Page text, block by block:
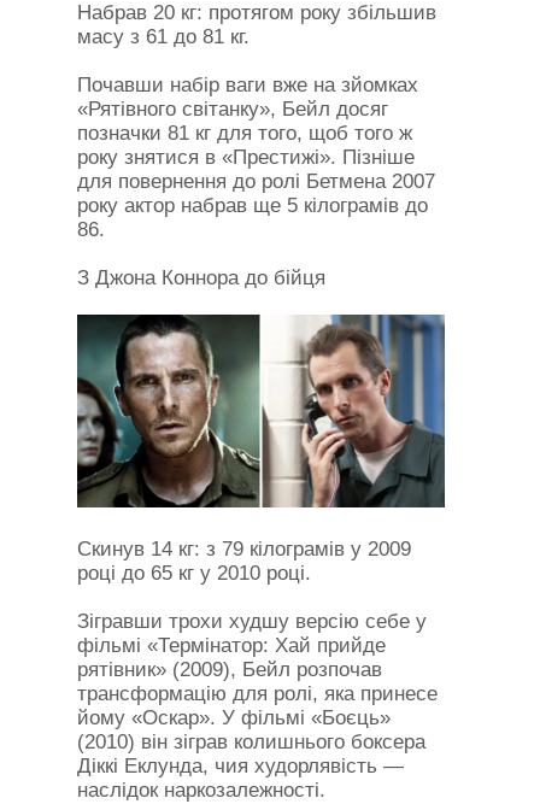
Набрав 20 кг: протягом року збільшив
масу з 61 до 81 кг.
Почавши набір ваги вже на зйомках
«Рятівного світанку», Бейл досяг
позначки 81 кг для того, щоб того ж
року знятися в «Престижі». Пізніше
для повернення до ролі Бетмена 2007
року актор набрав ще 5 кілограмів до
86.
З Джона Коннора до бійця
Скинув 14 кг: з 79 кілограмів у 2009
році до 65 кг у 2010 році.
Зігравши трохи худшу версію себе у
фільмі «Термінатор: Хай прийде
рятівник» (2009), Бейл розпочав
трансформацію для ролі, яка принесе
йому «Оскар». У фільмі «Боєць»
(2010) він зіграв колишнього боксера
Діккі Еклунда, чия худорлявість —
наслідок наркозалежності.